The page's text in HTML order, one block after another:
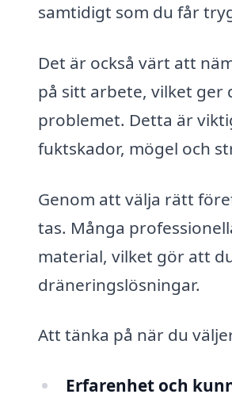
samtidigt som du får
Det är också värt att
på sitt arbete, vilket ger
problemet. Detta är
fuktskador, mögel och
Genom att välja rätt
tas. Många
material, vilket gör att
dräneringslösningar.
Att tänka på när du
Erfarenhet och